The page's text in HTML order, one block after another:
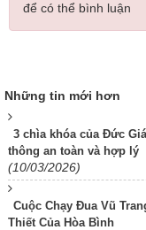
để có thể bình luận
Những tin mới hơn
3 chìa khóa của Đức
thông an toàn và hợp lý
(10/03/2026)
Cuộc Chạy Đua Vũ
Thiết Của Hòa Bình